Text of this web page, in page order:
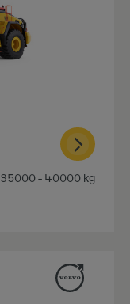
35000 - 40000 kg